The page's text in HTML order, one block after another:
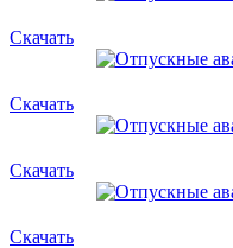
Скачать
Скачать
Скачать
Скачать